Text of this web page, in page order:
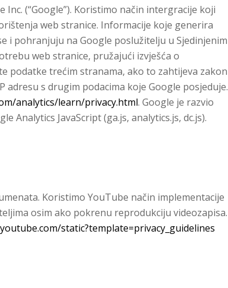
(“Google”). Koristimo način intergracije koji
web stranice. Informacije koje generira
i pohranjuju na Google poslužitelju u Sjedinjenim
web stranice, pružajući izvješća o
podatke trećim stranama, ako to zahtijeva zakon
s drugim podacima koje Google posjeduje.
analytics/learn/privacy.html. Google je razvio
JavaScript (ga.js, analytics.js, dc.js).
Koristimo YouTube način implementacije
osim ako pokrenu reprodukciju videozapisa.
static?template=privacy_guidelines